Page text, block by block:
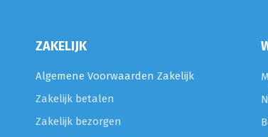
ZAKELIJK
Algemene Voorwaarden Zakelijk
Zakelijk betalen
Zakelijk bezorgen